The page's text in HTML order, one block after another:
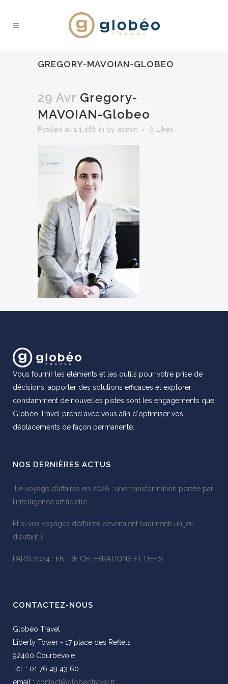
GREGORY-MAVOIAN-GLOBEO
29 Avr Gregory-
MAVOIAN-Globeo
Posted at 14:46h in by admin 0 Likes
Vous fournir les éléments et les outils pour votre prise de
décisions, apporter des solutions efficaces et explorer
constamment de nouvelles pistes sont les engagements que
Globéo Travel prend avec vous afin d'optimiser vos
déplacements de façon permanente.
NOS DERNIÈRES ACTUS
Le voyage d’affaires en 2026 : une transformation portée par
l’intelligence artificielle
Et si vos voyages d’affaires devenaient (vraiment) un jeu
d’enfant ?
PARIS 2024 : ENTRE CELEBRATIONS ET DEFIS
CONTACTEZ-NOUS
Globéo Travel
Liberty Tower - 17 place des Reflets
92400 Courbevoie
Tél. : 01 76 49 43 60
email : contact@globeotravel.fr